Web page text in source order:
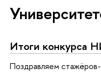
Итоги конкурса
Поздравляем